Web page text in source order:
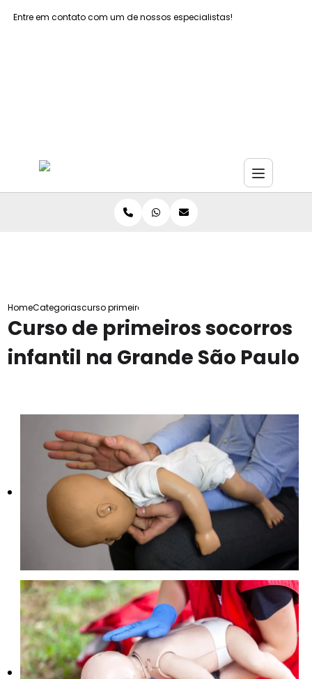
Entre em contato com um de nossos especialistas!
HomeCategoriascurso primeiros socorros infantil grande sao paulo
Curso de primeiros socorros
infantil na Grande São Paulo